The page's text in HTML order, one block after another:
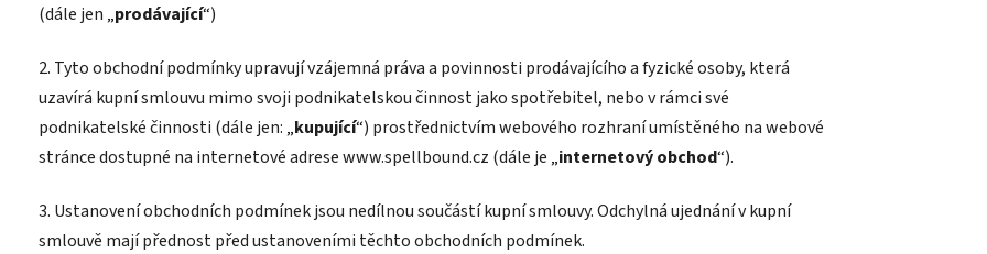
(dále jen „prodávající“)
2. Tyto obchodní podmínky upravují vzájemná práva a povinnosti prodávajícího a fyzické osoby, která
uzavírá kupní smlouvu mimo svoji podnikatelskou činnost jako spotřebitel, nebo v rámci své
podnikatelské činnosti (dále jen: „kupující“) prostřednictvím webového rozhraní umístěného na webové
stránce dostupné na internetové adrese www.spellbound.cz (dále je „internetový obchod“).
3. Ustanovení obchodních podmínek jsou nedílnou součástí kupní smlouvy. Odchylná ujednání v kupní
smlouvě mají přednost před ustanoveními těchto obchodních podmínek.